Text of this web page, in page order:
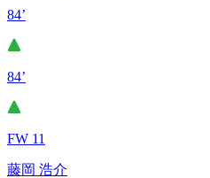
84’
84’
FW 11
藤岡 浩介